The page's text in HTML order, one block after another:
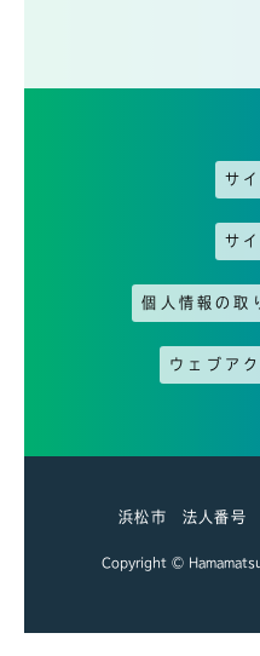
サ
サ
個人情報の取
ウェブア
浜松市 法人番
Copyright ©